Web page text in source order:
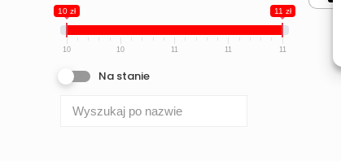
10 zł 11 zł
10 10 11 11 11
Na stanie